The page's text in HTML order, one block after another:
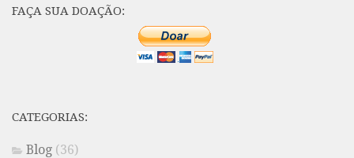
FAÇA SUA DOAÇÃO:
CATEGORIAS:
Blog (36)